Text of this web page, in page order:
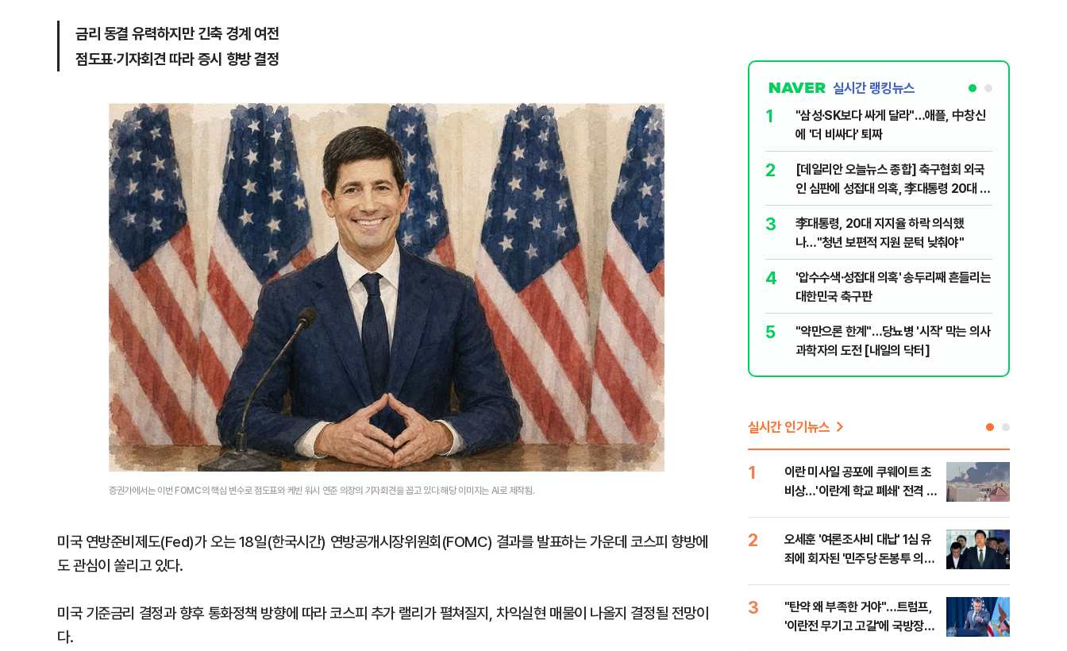
금리 동결 유력하지만 긴축 경계 여전
점도표·기자회견 따라 증시 향방 결정
증권가에서는 이번 FOMC의 핵심 변수로 점도표와 케빈 워시 연준 의장의 기자회견을 꼽고 있다.해당 이미지는 AI로 제작됨.
미국 연방준비제도(Fed)가 오는 18일(한국시간) 연방공개시장위원회(FOMC) 결과를 발표하는 가운데 코스피 향방에
도 관심이 쏠리고 있다.
미국 기준금리 결정과 향후 통화정책 방향에 따라 코스피 추가 랠리가 펼쳐질지, 차익실현 매물이 나올지 결정될 전망이
다.
실시간 랭킹뉴스
1
"삼성·SK보다 싸게 달라"…애플, 中창신
에 '더 비싸다' 퇴짜
2
[데일리안 오늘뉴스 종합] 축구협회 외국
인 심판에 성접대 의혹, 李대통령 20대 지
지율 하락 의식했나, 삼전닉스 올인은 금
물, SK하이닉스 프리마켓 시초가 논란 재
점화, 김민석 "과반 승리 가능성 99%" 등
3
李대통령, 20대 지지율 하락 의식했
나…"청년 보편적 지원 문턱 낮춰야"
4
'압수수색·성접대 의혹' 송두리째 흔들리는
대한민국 축구판
5
"약만으론 한계"…당뇨병 '시작' 막는 의사
과학자의 도전 [내일의 닥터]
실시간 인기뉴스
1
이란 미사일 공포에 쿠웨이트 초
비상…'이란계 학교 폐쇄' 전격 명
2
오세훈 '여론조사비 대납' 1심 유
죄에 회자된 '민주당 돈봉투 의
3
"탄약 왜 부족한 거야"…트럼프,
'이란전 무기고 고갈'에 국방장관